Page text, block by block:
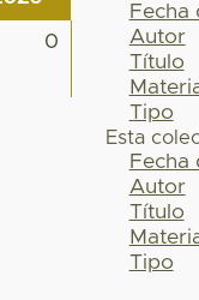
0
Fecha
Autor
Título
Tipo
Esta
Fecha
Autor
Título
Tipo